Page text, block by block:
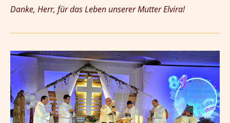
Danke, Herr, für das Leben unserer Mutter Elvira!